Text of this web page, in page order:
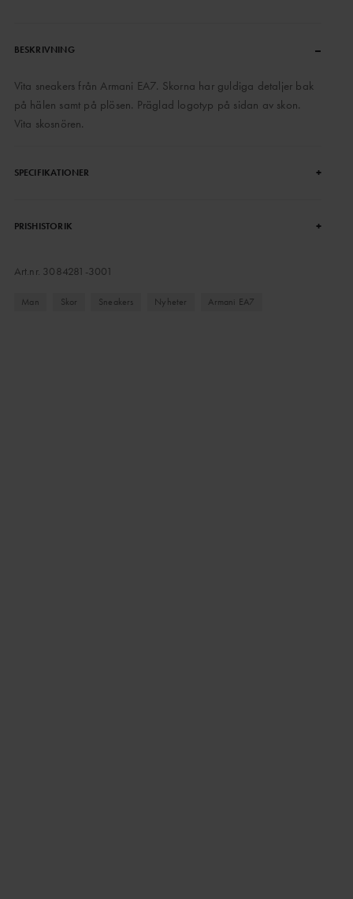
BESKRIVNING –
Vita sneakers från Armani EA7. Skorna har guldiga detaljer bak
på hälen samt på plösen. Präglad logotyp på sidan av skon.
Vita skosnören.
SPECIFIKATIONER +
PRISHISTORIK +
Art.nr. 3084281-3001
Man Skor Sneakers Nyheter Armani EA7